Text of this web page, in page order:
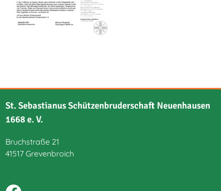
St. Sebastianus Schützenbruderschaft Neuenhausen
1668 e. V.
Bruchstraße 21
41517 Grevenbroich